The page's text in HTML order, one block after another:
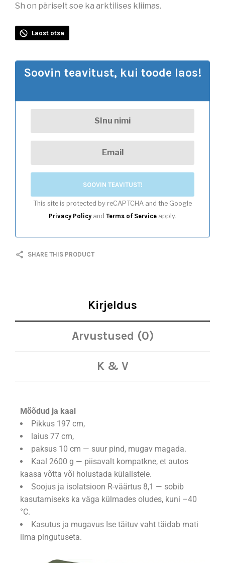
Sh on päriselt soe ka arktilises kliimas.
Laost otsa
Soovin teavitust, kui toode laos!
SOOVIN TEAVITUST!
This site is protected by reCAPTCHA and the Google
Privacy Policy and Terms of Service apply.
SHARE THIS PRODUCT
Kirjeldus
Arvustused (0)
K & V
Mõõdud ja kaal
Pikkus 197 cm,
laius 77 cm,
paksus 10 cm — suur pind, mugav magada.
Kaal 2600 g — piisavalt kompatkne, et autos
kaasa võtta või hoiustada külalistele.
Soojus ja isolatsioon R-väärtus 8,1 — sobib
kasutamiseks ka väga külmades oludes, kuni –40
°C.
Kasutus ja mugavus Ise täituv vaht täidab mati
ilma pingutuseta.